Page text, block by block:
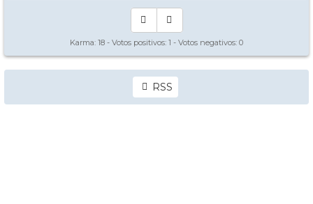
Karma: 18 - Votos positivos: 1 - Votos negativos: 0
RSS